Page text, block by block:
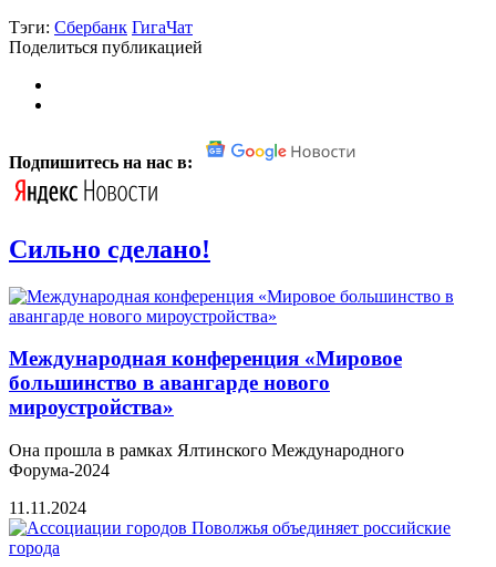
Тэги: Сбербанк ГигаЧат
Поделиться публикацией
Подпишитесь на нас в:
Сильно сделано!
Международная конференция «Мировое
большинство в авангарде нового
мироустройства»
Она прошла в рамках Ялтинского Международного
Форума-2024
11.11.2024